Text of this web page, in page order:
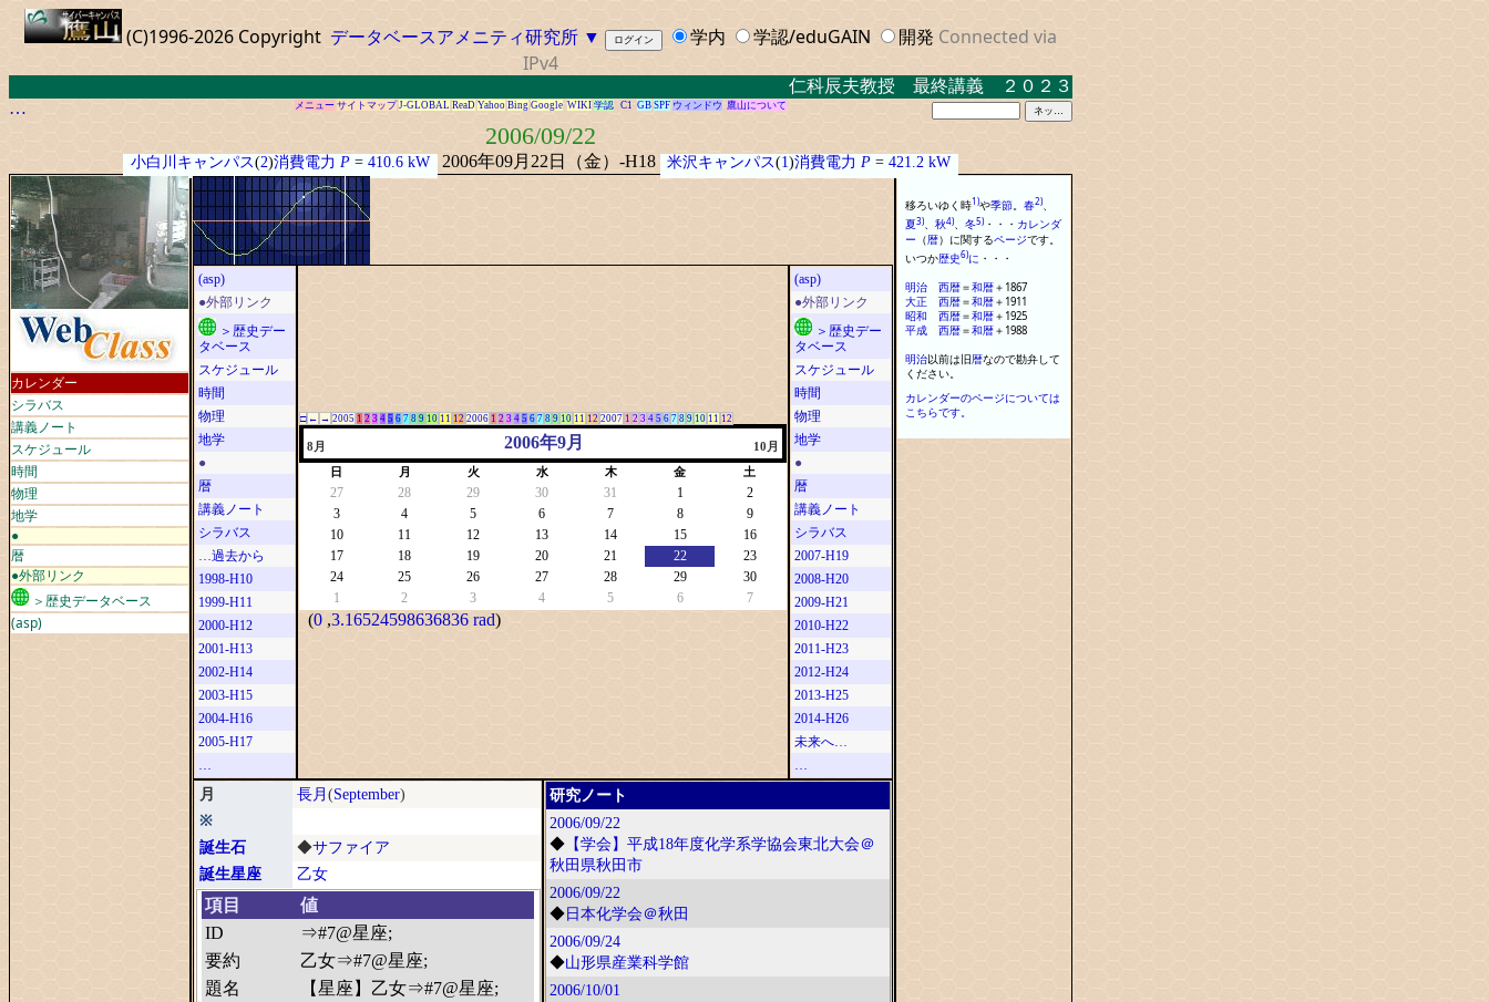
(C)1996-2026 Copyright データベースアメニティ研究所 ▼ 学内 学認/eduGAIN 開発 Connected via
IPv4
仁科辰夫教授 最終講義 ２０２３．３．１７ 米沢キャンパス中示Ａ
…
メニュー サイトマップ J-GLOBAL ReaD Yahoo Bing Google WIKI 学認 C1 GB SPF ウィンドウ 鷹山について
2006/09/22
小白川キャンパス(2)消費電力 P= 410.6 kW 2006年09月22日（金）-H18 米沢キャンパス(1)消費電力 P =421.2 kW
カレンダー
シラバス
講義ノート
スケジュール
時間
物理
地学
●
暦
●外部リンク
＞歴史データベース
(asp)
(asp)
●外部リンク
＞歴史デー
タベース
スケジュール
時間
物理
地学
●
暦
講義ノート
シラバス
…過去から
1998-H10
1999-H11
2000-H12
2001-H13
2002-H14
2003-H15
2004-H16
2005-H17
…
□ ← → 2005 1 2 3 4 5 6 7 8 9 10 11 12 2006 1 2 3 4 5 6 7 8 9 10 11 12 2007 1 2 3 4 5 6 7 8 9 10 11 12
8月 2006年9月 10月
日 月 火 水 木 金 土
27 28 29 30 31 1
2
3
4 5 6 7 8
9
10
11 12 13 14 15
16
17
18 19 20 21 22
23
24
25 26 27 28 29
30
1
2 3 4 5 6 7
(0 ,3.16524598636836 rad)
(asp)
●外部リンク
＞歴史デー
タベース
スケジュール
時間
物理
地学
●
暦
講義ノート
シラバス
2007-H19
2008-H20
2009-H21
2010-H22
2011-H23
2012-H24
2013-H25
2014-H26
未来へ…
…
月 長月 (September)
※
誕生石
◆サファイア
誕生星座
乙女
項目
値
ID
⇒#7@星座;
要約
乙女⇒#7@星座;
題名
【星座】乙女⇒#7@星座;
研究ノート
2006/09/22
◆ 【学会】平成18年度化学系学協会東北大会＠
秋田県秋田市
2006/09/22
◆ 日本化学会＠秋田
2006/09/24
◆山形県産業科学館
2006/10/01
移ろいゆく時1)や季節。 春2)、
夏3)、 秋4)、 冬5)・ ・ ・ カレンダ
ー （暦） に関するページです。
いつか歴史6)に ・ ・
・
明治
西暦＝和暦＋ 1867
大正
西暦＝和暦＋ 1911
昭和
西暦＝和暦＋ 1925
平成
西暦＝和暦＋ 1988
明治以前は旧暦なので勘弁して
ください。
カレンダーのページについては
こちらです。